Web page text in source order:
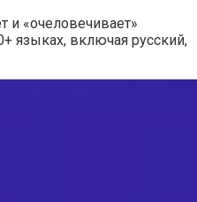
и «очеловечивает»
языках, включая русский,